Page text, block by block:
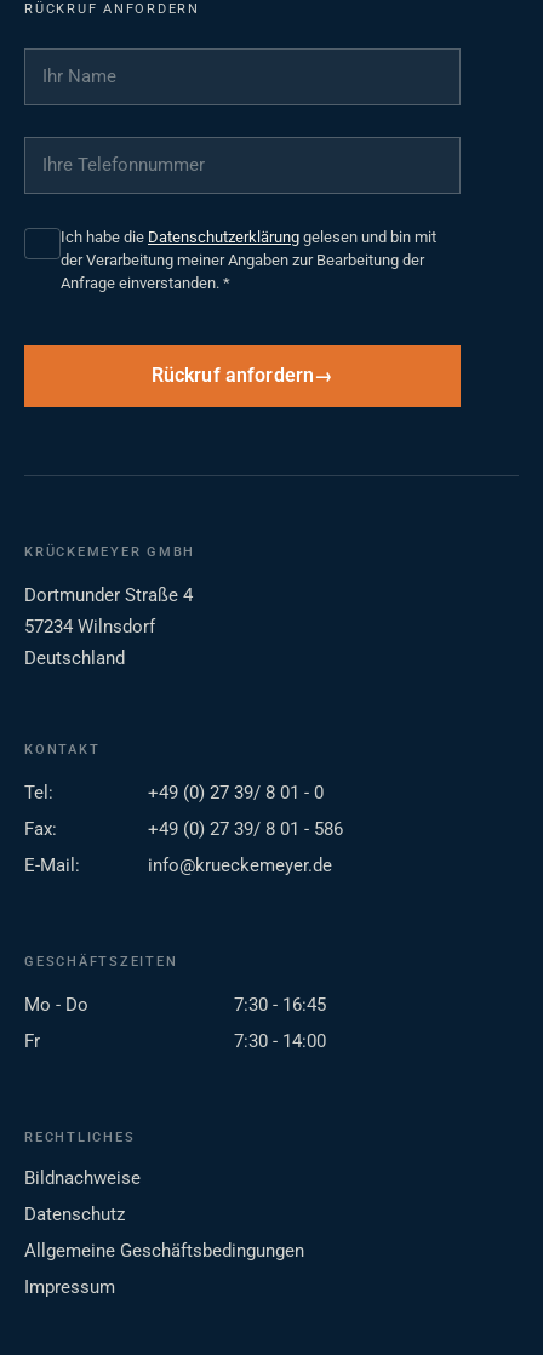
RÜCKRUF ANFORDERN
Ihr Name
Ihre Telefonnummer
Ich habe die Datenschutzerklärung gelesen und bin mit
der Verarbeitung meiner Angaben zur Bearbeitung der
Anfrage einverstanden. *
Rückruf anfordern
KRÜCKEMEYER GMBH
Dortmunder Straße 4
57234 Wilnsdorf
Deutschland
KONTAKT
Tel:
+49 (0) 27 39/ 8 01 - 0
Fax:
+49 (0) 27 39/ 8 01 - 586
E-Mail:
info@krueckemeyer.de
GESCHÄFTSZEITEN
Mo - Do
7:30 - 16:45
Fr
7:30 - 14:00
RECHTLICHES
Bildnachweise
Datenschutz
Allgemeine Geschäftsbedingungen
Impressum